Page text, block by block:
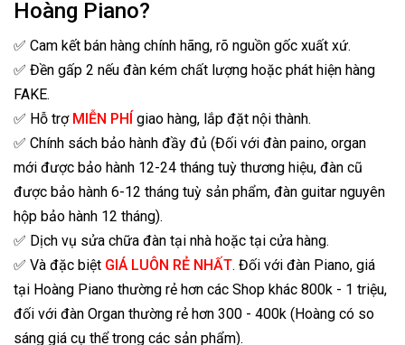
Hoàng Piano?
✅ Cam kết bán hàng chính hãng, rõ nguồn gốc xuất xứ.
✅ Đền gấp 2 nếu đàn kém chất lượng hoặc phát hiện hàng
FAKE.
✅ Hỗ trợ MIỄN PHÍ giao hàng, lắp đặt nội thành.
✅ Chính sách bảo hành đầy đủ (Đối với đàn paino, organ
mới được bảo hành 12-24 tháng tuỳ thương hiệu, đàn cũ
được bảo hành 6-12 tháng tuỳ sản phẩm, đàn guitar nguyên
hộp bảo hành 12 tháng).
✅ Dịch vụ sửa chữa đàn tại nhà hoặc tại cửa hàng.
✅ Và đặc biệt GIÁ LUÔN RẺ NHẤT. Đối với đàn Piano, giá
tại Hoàng Piano thường rẻ hơn các Shop khác 800k - 1 triệu,
đối với đàn Organ thường rẻ hơn 300 - 400k (Hoàng có so
sáng giá cụ thể trong các sản phẩm).